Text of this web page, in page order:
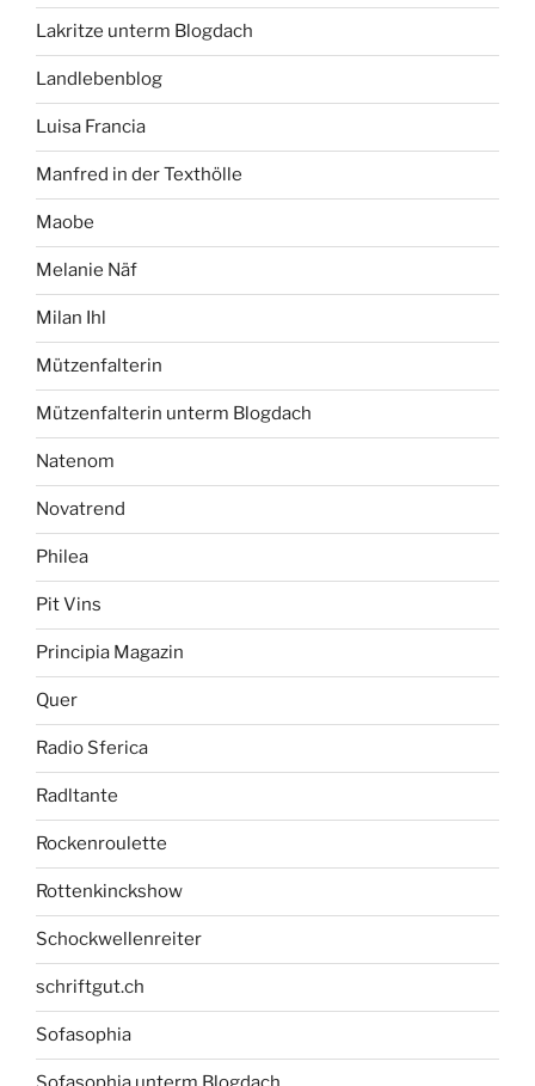
Lakritze unterm Blogdach
Landlebenblog
Luisa Francia
Manfred in der Texthölle
Maobe
Melanie Näf
Milan Ihl
Mützenfalterin
Mützenfalterin unterm Blogdach
Natenom
Novatrend
Philea
Pit Vins
Principia Magazin
Quer
Radio Sferica
Radltante
Rockenroulette
Rottenkinckshow
Schockwellenreiter
schriftgut.ch
Sofasophia